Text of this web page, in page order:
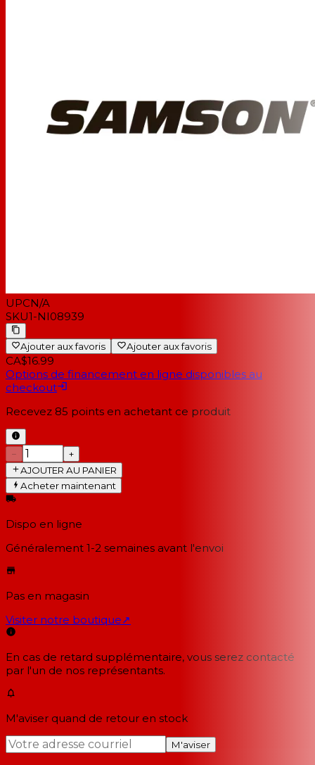
UPCN/A
SKU1-NI08939
Ajouter aux favoris Ajouter aux favoris
CA$16.99
Options de financement en ligne disponibles au
checkout
Recevez 85 points en achetant ce produit
−
+
AJOUTER AU PANIER
Acheter maintenant
Dispo en ligne
Généralement 1-2 semaines avant l'envoi
Pas en magasin
Visiter notre boutique↗
En cas de retard supplémentaire, vous serez contacté
par l'un de nos représentants.
M'aviser quand de retour en stock
M'aviser